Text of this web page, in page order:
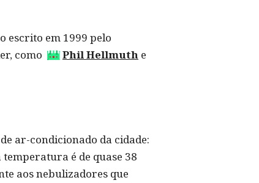
escrito em 1999 pelo
como
Phil Hellmuth e
ar-condicionado da cidade:
é de quase 38
aos nebulizadores que